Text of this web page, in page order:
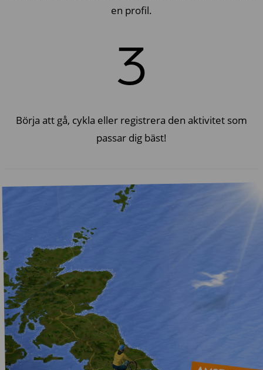
en profil.
3
Börja att gå, cykla eller registrera den aktivitet som
passar dig bäst!